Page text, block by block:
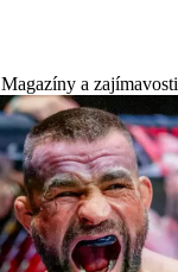
Magazíny a zajímavosti